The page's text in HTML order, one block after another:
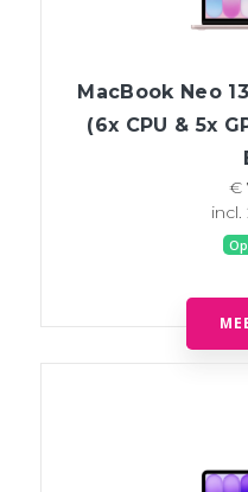
MacBook Neo
(6x CPU & 5x
€
incl.